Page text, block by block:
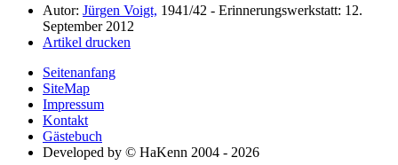
Autor: Jürgen Voigt, 1941/42 - Erinnerungswerkstatt: 12.
September 2012
Artikel drucken
Seitenanfang
SiteMap
Impressum
Kontakt
Gästebuch
Developed by © HaKenn 2004 - 2026